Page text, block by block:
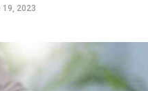
19, 2023